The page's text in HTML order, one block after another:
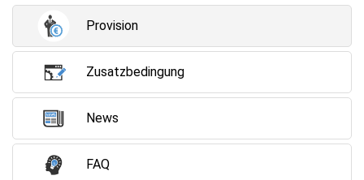
Provision
Zusatzbedingung
News
FAQ